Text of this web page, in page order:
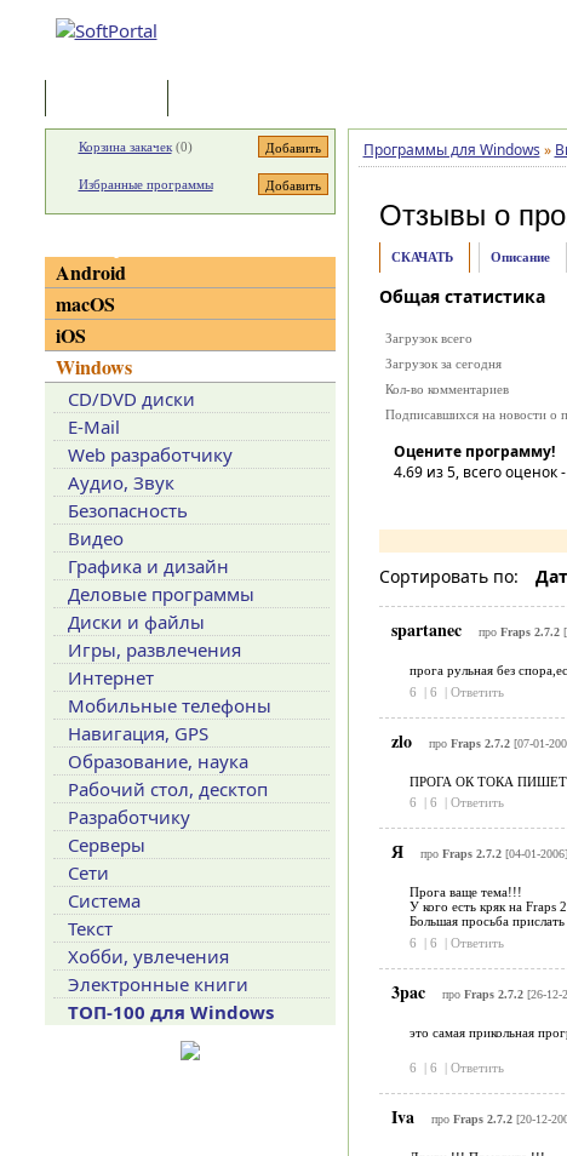
Программы для Windows »
Отзывы о
СКАЧАТЬ Описание
Общая статистика
Загрузок всего
Загрузок за сегодня
Кол-во комментариев
Подписавшихся на новости о
Оцените программу!
4.69из 5, всего оценок -
Сортировать по:
spartanec про Fraps 2.7.2
прога рульная без
6
| 6 | Ответить
zlo про Fraps 2.7.2[07-01-
ПРОГА ОК ТОКА
6
| 6 | Ответить
Я про Fraps 2.7.2[04-01-2006]
Прога ваще тема!!!
У кого есть кряк на Fraps
Большая просьба
6
| 6 | Ответить
3pac про Fraps 2.7.2[26-12-
это самая прикольная
6 | 6 | Ответить
Iva про Fraps 2.7.2[20-12-
Корзина закачек(0)
Избранные программы
Android
macOS
iOS
Windows
CD/DVD диски
E-Mail
Web разработчику
Аудио, Звук
Безопасность
Видео
Графика и дизайн
Деловые программы
Диски и файлы
Игры, развлечения
Интернет
Мобильные телефоны
Навигация, GPS
Образование, наука
Рабочий стол, десктоп
Разработчику
Серверы
Сети
Система
Текст
Хобби, увлечения
Электронные книги
ТОП-100 для Windows